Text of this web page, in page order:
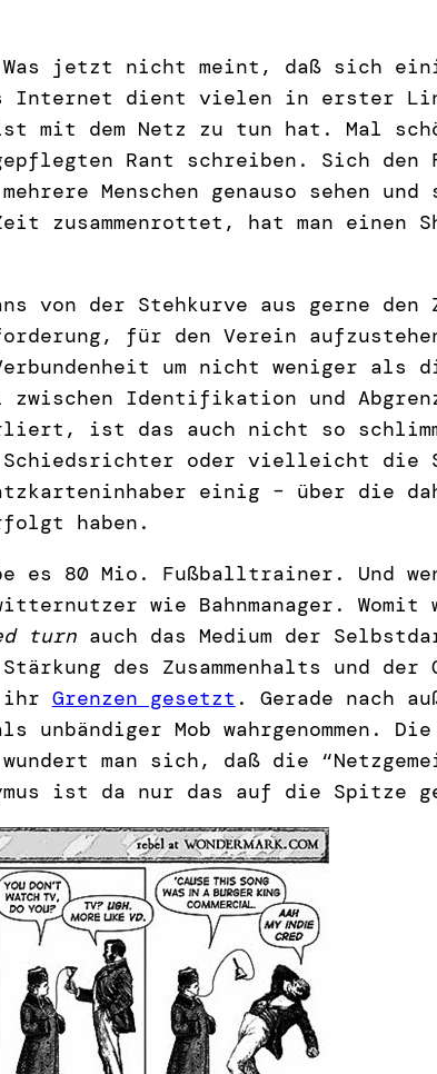
Was jetzt nicht meint, daß sich
Internet dient vielen in erster
mit dem Netz zu tun hat. Mal
Rant schreiben. Sich
Menschen genauso sehen
zusammenrottet, hat man einen
von der Stehkurve aus gerne den
für den Verein
um nicht weniger als
zwischen Identifikation und
ist das auch nicht so
Schiedsrichter oder vielleicht
einig – über die
haben.
es 80 Mio. Fußballtrainer. Und
wie Bahnmanager.
turnauch das Medium der
des Zusammenhalts und
ihr Grenzen gesetzt . Gerade nach
Mob wahrgenommen.
man sich, daß die
ist da nur das auf die Spitze